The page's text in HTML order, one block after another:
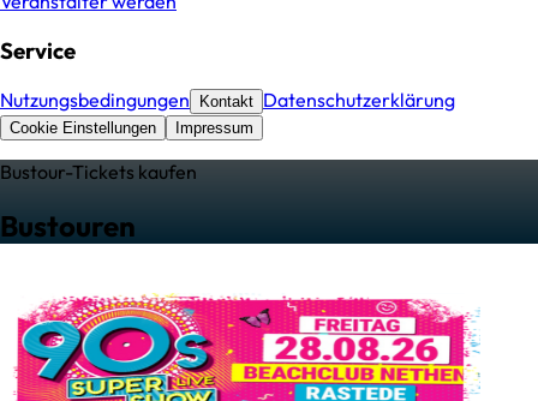
Service
Nutzungsbedingungen Kontakt Datenschutzerklärung
Cookie Einstellungen Impressum
Bustour-Tickets kaufen
Bustouren